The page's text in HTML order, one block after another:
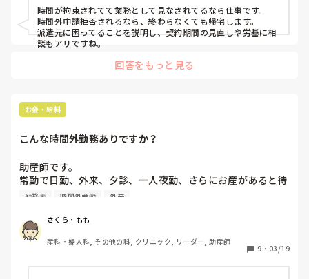
期, ICU, CCU, HCU, プリセプター, 病棟, リーダー, 神経内科, 脳神
経外科, GCU, 消化器外科, 一般病院, 大学病院, 慢性期, 終末期, オ
ペ室
時間が拘束されてて業務として見なされてるなら仕事です。
時間外申請拒否されるなら、終わらなくても帰宅します。
派遣元に困ってることを説明し、契約期間の見直しや労基に相
談もアリですね。
回答をもっと見る
お金・給料
こんな時間外勤務ありですか？
助産師です。
常勤で日勤、外来、夕診、一人夜勤、さらにお産があると待
機で呼ばれ深夜に出勤することもしばしば…
夜勤は月4から5回、待機も4から5回、日勤で待機がつけば
17時から朝まで呼ばれ出勤し、翌朝そのまま日勤や夜勤に…
時間外はつきますが、正直お金より代休が欲しい…
勤務表 時間外労働 外来
さくら・もも
産科・婦人科, その他の科, クリニック, リーダー, 助産師
9 ・ 03/19